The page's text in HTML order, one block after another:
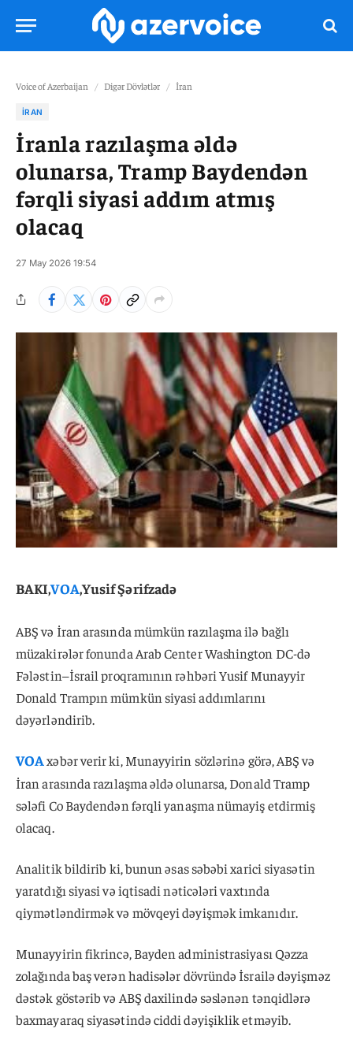
Voice of Azerbaijan / Digər Dövlətlər / İran
İRAN
İranla razılaşma əldə
olunarsa, Tramp Baydendən
fərqli siyasi addım atmış
olacaq
27 May 2026 19:54
BAKI,VOA,Yusif Şərifzadə
ABŞ və İran arasında mümkün razılaşma ilə bağlı
müzakirələr fonunda Arab Center Washington DC-də
Fələstin–İsrail proqramının rəhbəri Yusif Munayyir
Donald Trampın mümkün siyasi addımlarını
dəyərləndirib.
VOAxəbər verir ki, Munayyirin sözlərinə görə, ABŞ və
İran arasında razılaşma əldə olunarsa, Donald Tramp
sələfi Co Baydendən fərqli yanaşma nümayiş etdirmiş
olacaq.
Analitik bildirib ki, bunun əsas səbəbi xarici siyasətin
yaratdığı siyasi və iqtisadi nəticələri vaxtında
qiymətləndirmək və mövqeyi dəyişmək imkanıdır.
Munayyirin fikrincə, Bayden administrasiyası Qəzza
zolağında baş verən hadisələr dövründə İsrailə dəyişməz
dəstək göstərib və ABŞ daxilində səslənən tənqidlərə
baxmayaraq siyasətində ciddi dəyişiklik etməyib.